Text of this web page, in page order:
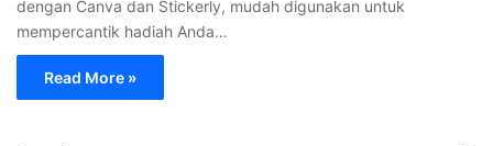
dengan Canva dan Stickerly, mudah digunakan untuk
mempercantik hadiah Anda…
Read More »